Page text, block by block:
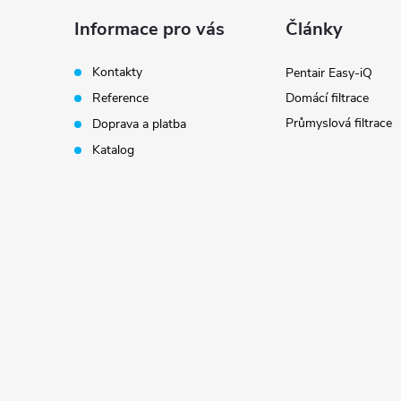
Informace pro vás
Kontakty
Reference
Doprava a platba
Katalog
Články
Pentair Easy-iQ
Domácí filtrace
Průmyslová filtrace